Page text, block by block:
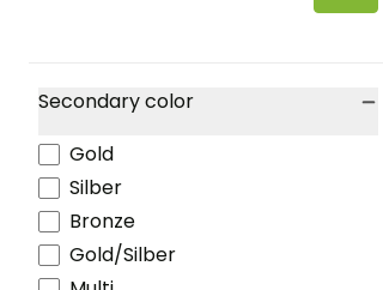
Händedruck
Laufen
Angelsport
Hockey
Hunde
Eishockey
Secondary color
Gold
Silber
Bronze
Gold/Silber